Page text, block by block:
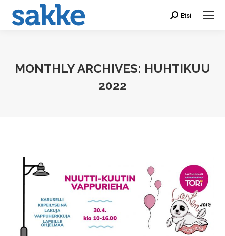
Search:
Etsi
MONTHLY ARCHIVES: HUHTIKUU
2022